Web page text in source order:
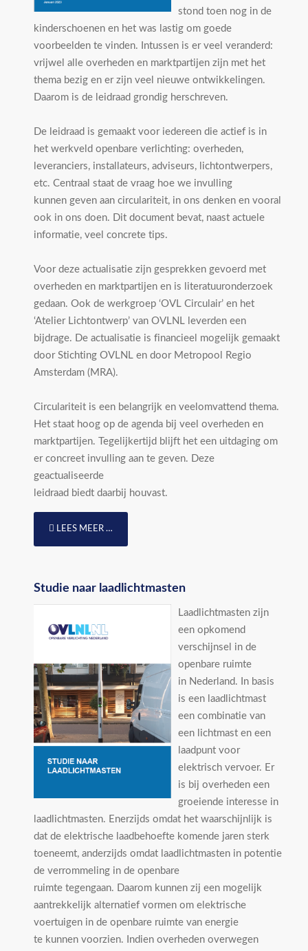
stond toen nog in de
kinderschoenen en het was lastig om goede
voorbeelden te vinden. Intussen is er veel veranderd:
vrijwel alle overheden en marktpartijen zijn met het
thema bezig en er zijn veel nieuwe ontwikkelingen.
Daarom is de leidraad grondig herschreven.
De leidraad is gemaakt voor iedereen die actief is in
het werkveld openbare verlichting: overheden,
leveranciers, installateurs, adviseurs, lichtontwerpers,
etc. Centraal staat de vraag hoe we invulling
kunnen geven aan circulariteit, in ons denken en vooral
ook in ons doen. Dit document bevat, naast actuele
informatie, veel concrete tips.
Voor deze actualisatie zijn gesprekken gevoerd met
overheden en marktpartijen en is literatuuronderzoek
gedaan. Ook de werkgroep ‘OVL Circulair’ en het
‘Atelier Lichtontwerp’ van OVLNL leverden een
bijdrage. De actualisatie is financieel mogelijk gemaakt
door Stichting OVLNL en door Metropool Regio
Amsterdam (MRA).
Circulariteit is een belangrijk en veelomvattend thema.
Het staat hoog op de agenda bij veel overheden en
marktpartijen. Tegelijkertijd blijft het een uitdaging om
er concreet invulling aan te geven. Deze
geactualiseerde
leidraad biedt daarbij houvast.
LEES MEER …
Studie naar laadlichtmasten
Laadlichtmasten zijn
een opkomend
verschijnsel in de
openbare ruimte
in Nederland. In basis
is een laadlichtmast
een combinatie van
een lichtmast en een
laadpunt voor
elektrisch vervoer. Er
is bij overheden een
groeiende interesse in
laadlichtmasten. Enerzijds omdat het waarschijnlijk is
dat de elektrische laadbehoefte komende jaren sterk
toeneemt, anderzijds omdat laadlichtmasten in potentie
de verrommeling in de openbare
ruimte tegengaan. Daarom kunnen zij een mogelijk
aantrekkelijk alternatief vormen om elektrische
voertuigen in de openbare ruimte van energie
te kunnen voorzien. Indien overheden overwegen